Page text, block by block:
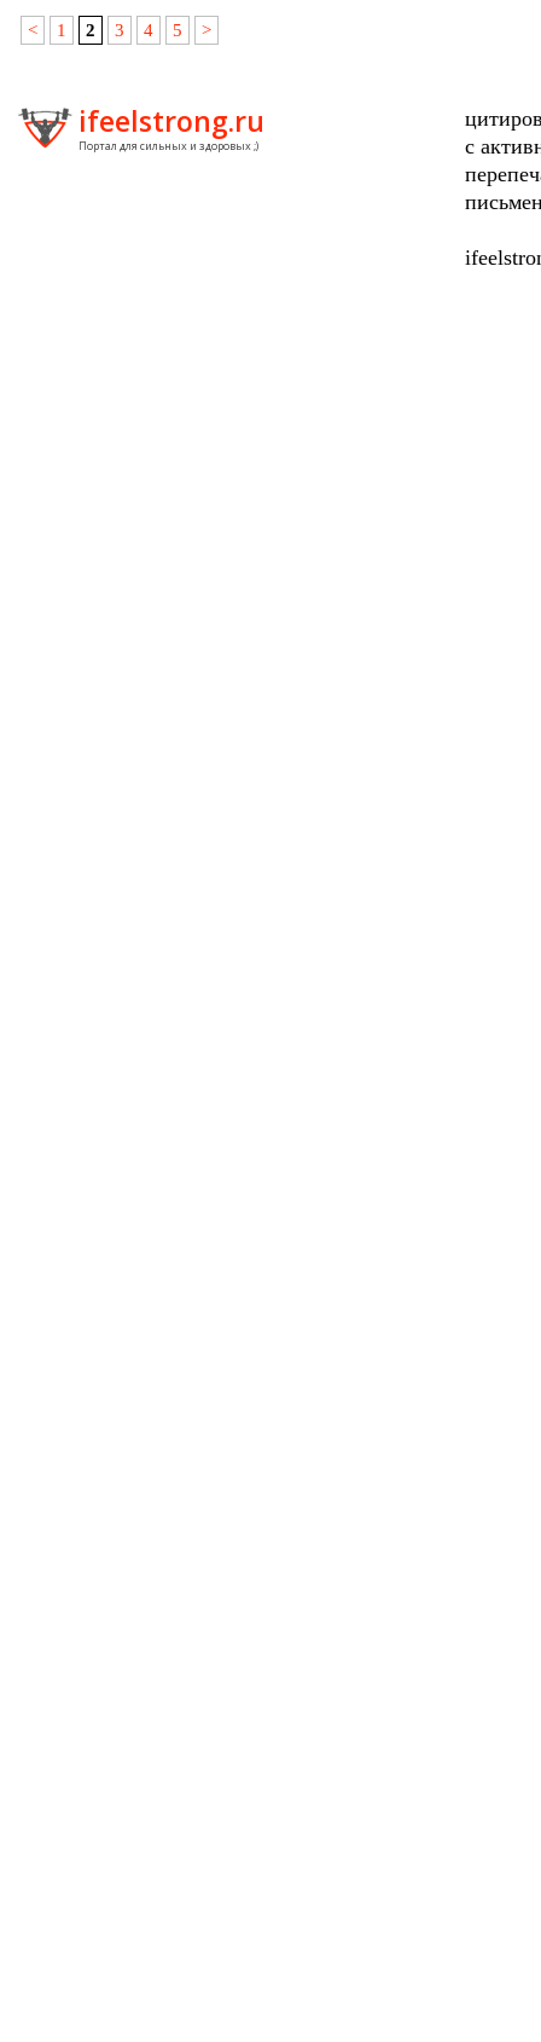
< 1 2 3 4 5 >
ifeelstrong.ru
Портал для сильных и здоровых ;)
с